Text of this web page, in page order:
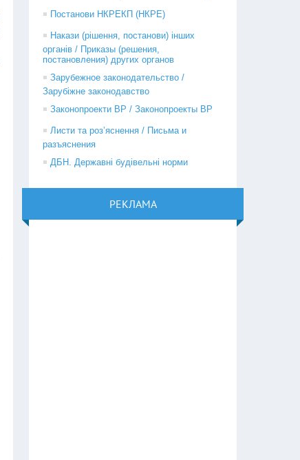
Постанови НКРЕКП (НКРЕ)
Накази (рішення, постанови) інших
органів / Приказы (решения,
постановления) других органов
Зарубежное законодательство /
Зарубіжне законодавство
Законопроекти ВР / Законопроекты ВР
Листи та роз’яснення / Письма и
разъяснения
ДБН. Державні будівельні норми
РЕКЛАМА